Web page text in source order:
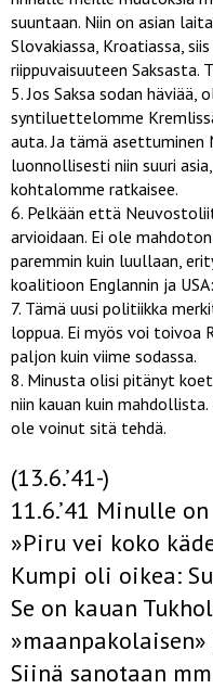
suuntaan. Niin on asian
Slovakiassa, Kroatiassa,
riippuvaisuuteen Saksasta.
Jos Saksa sodan häviää,
syntiluettelomme
auta. Ja tämä
luonnollisesti niin suuri
kohtalomme ratkaisee.
Pelkään että
arvioidaan. Ei ole
paremmin kuin luullaan,
koalitioon Englannin ja
Tämä uusi politiikka
loppua. Ei myös voi toivoa
paljon kuin viime sodassa.
Minusta olisi pitänyt
niin kauan kuin
ole voinut sitä tehdä.
(13.6.’41-)
11.6.’41 Minulle
»Piru vei koko
Kumpi oli oikea:
Se on kauan
Siinä sanotaan